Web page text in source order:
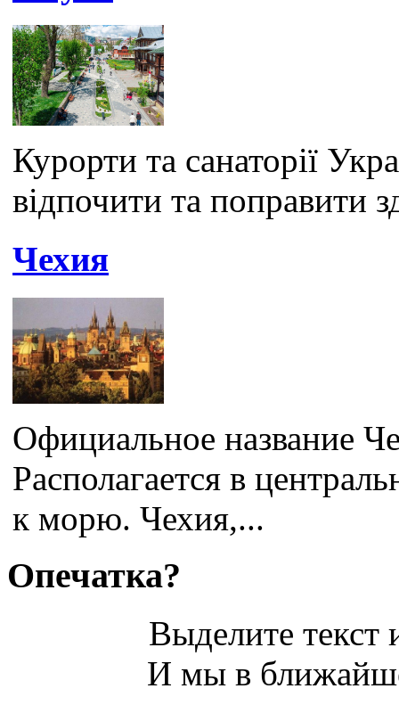
Курорти та санаторії
відпочити та поправити
Чехия
Официальное название
Располагается в
к морю. Чехия,...
Опечатка?
Выделите
И мы в